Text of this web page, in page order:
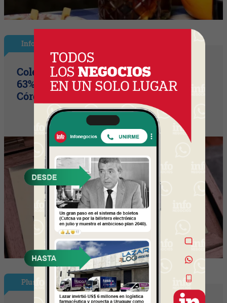
InfoNegocios Miami
Colegio Monserrat: 339 años de historia,
63% de los votos y un puente cultural
Córdoba (Arg) y Florida que es un hito
Plus